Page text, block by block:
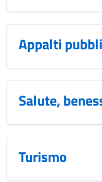
Appalti
Salute,
Turismo